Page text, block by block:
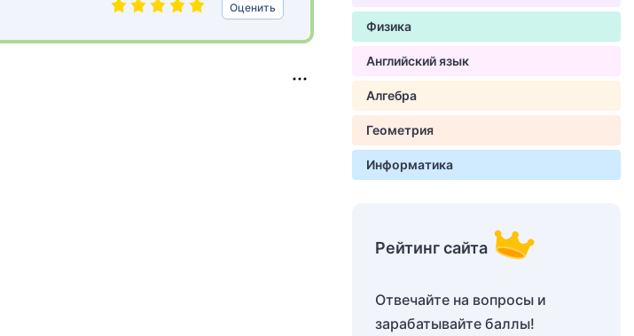
Оценить
Физика
Английский язык
Алгебра
Геометрия
Информатика
Рейтинг сайта
Отвечайте на вопросы и
зарабатывайте баллы!